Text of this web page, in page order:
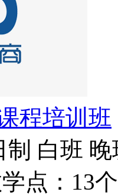
程培训班
白班 晚
点：13个